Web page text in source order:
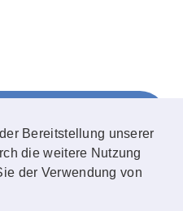
Bereitstellung unserer
die weitere Nutzung
der Verwendung von